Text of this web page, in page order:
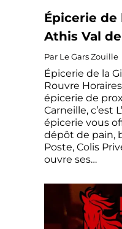
Épicerie de
Athis Val
Par Le Gars Zouille
Épicerie de la
Rouvre
épicerie de
Carneille, c’est
épicerie vous
dépôt de pain,
Poste, Colis
ouvre ses…